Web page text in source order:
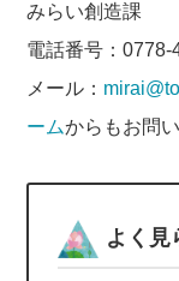
みらい創造課
電話番号：
メール：
ームからもお問
よく見